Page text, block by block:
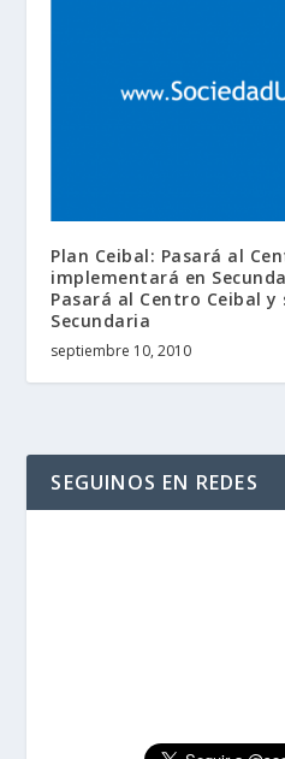
Plan Ceibal: Pasará al
implementará en
Pasará al Centro Ceibal
Secundaria
septiembre 10, 2010
SEGUINOS EN REDES